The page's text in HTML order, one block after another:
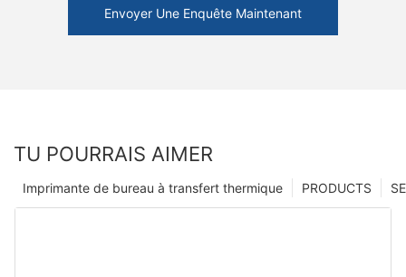
Envoyer Une Enquête Maintenant
TU POURRAIS AIMER
PRODUCTS
Imprimante de bureau à transfert thermique